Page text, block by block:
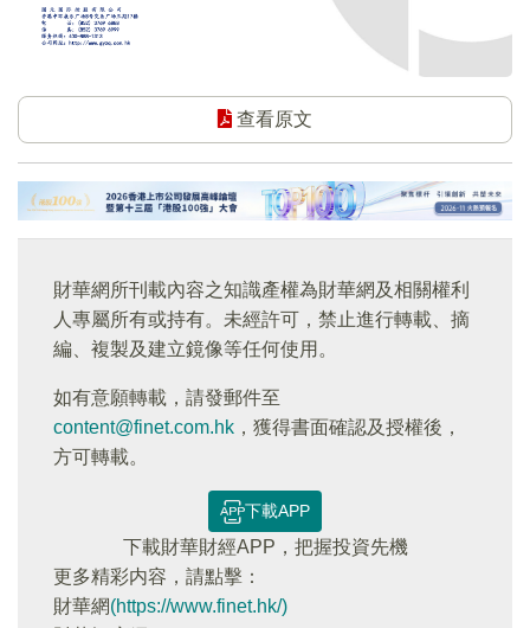
查看原文
財華網所刊載內容之知識產權為財華網及相關權利
人專屬所有或持有。未經許可，禁止進行轉載、摘
編、複製及建立鏡像等任何使用。
如有意願轉載，請發郵件至
content@finet.com.hk ，獲得書面確認及授權後，
方可轉載。
下載APP
下載財華財經APP，把握投資先機
更多精彩内容，請點擊：
財華網(https://www.finet.hk/)